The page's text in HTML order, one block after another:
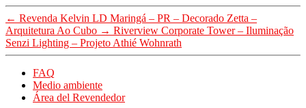
← Revenda Kelvin LD Maringá – PR – Decorado Zetta –
Arquitetura Ao Cubo → Riverview Corporate Tower – Iluminação
Senzi Lighting – Projeto Athié Wohnrath
FAQ
Medio ambiente
Área del Revendedor